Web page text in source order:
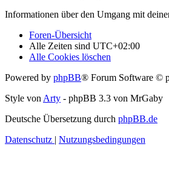
Informationen über den Umgang mit
Foren-Übersicht
Alle Zeiten sind UTC+02:00
Alle Cookies löschen
Powered by phpBB® Forum Software ©
Style von Arty - phpBB 3.3 von MrGaby
Deutsche Übersetzung durch phpBB.de
Datenschutz | Nutzungsbedingungen